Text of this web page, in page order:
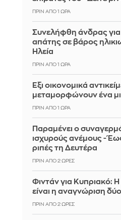
ΠΡΙΝ ΑΠΌ 1 ΏΡΑ
Συνελήφθη άνδρας για
απάτης σε βάρος
Ηλεία
ΠΡΙΝ ΑΠΌ 1 ΏΡΑ
Έξι οικονομικά
μεταμορφώνουν ένα
ΠΡΙΝ ΑΠΌ 1 ΏΡΑ
Παραμένει ο
ισχυρούς ανέμους -
ριπές τη Δευτέρα
ΠΡΙΝ ΑΠΌ 2 ΏΡΕΣ
Φιντάν για Κυπριακό: Η
είναι η αναγνώριση
ΠΡΙΝ ΑΠΌ 2 ΏΡΕΣ